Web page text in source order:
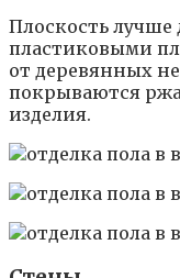
Плоскость
пластиковыми
от деревянных
покрываются
изделия.